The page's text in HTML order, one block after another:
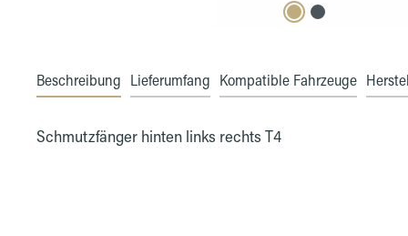
Beschreibung Lieferumfang Kompatible Fahrzeuge
Schmutzfänger hinten links rechts T4